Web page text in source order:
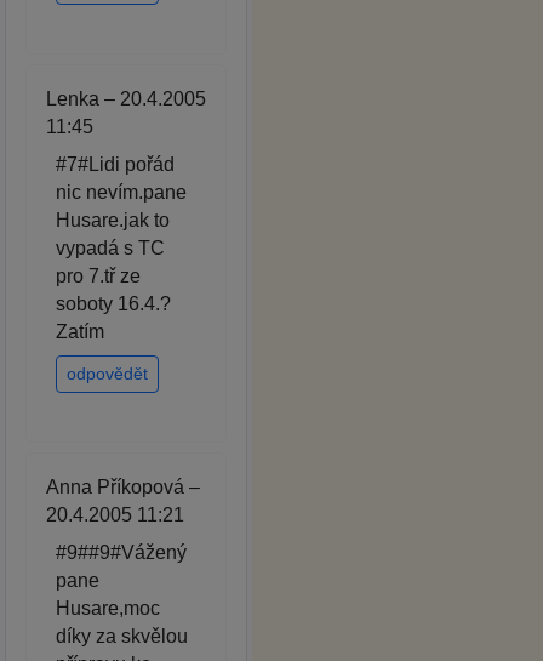
Lenka – 20.4.2005
11:45
#7#Lidi pořád
nic nevím.pane
Husare.jak to
vypadá s TC
pro 7.tř ze
soboty 16.4.?
Zatím
odpovědět
Anna Příkopová –
20.4.2005 11:21
#9##9#Vážený
pane
Husare,moc
díky za skvělou